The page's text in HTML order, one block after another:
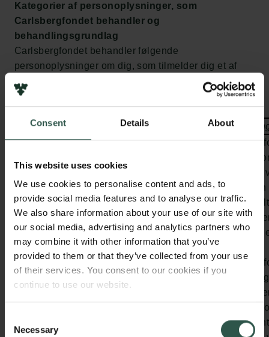
Consent Details About
This website uses cookies
We use cookies to personalise content and ads, to
provide social media features and to analyse our traffic.
We also share information about your use of our site with
our social media, advertising and analytics partners who
may combine it with other information that you’ve
provided to them or that they’ve collected from your use
of their services. You consent to our cookies if you
continue to use our website.
Selection
Necessary
Kategorier af personoplysninger, som
Carlsbergfondet behandler og
behandlingsgrundlag
Carlsbergfondet behandler følgende
personoplysninger om dig, som tilmelder dig et af
Carlsbergfondets arrangementer:
Kategorier Oplysninger
Almindelige
E-mail, navn, titel og
eventuelle allergier
dine
det er
opfylde en
dig om
invitere
vurderet